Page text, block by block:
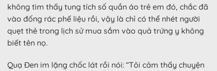
không tìm thấy tung tích số quần áo trẻ em đó, chắc đã
vào đống rác phế liệu rồi, vậy là chỉ có thể nhét người
quẹt thẻ trong lịch sử mua sắm vào quả trứng y không
biết tên nọ.
Quạ Đen im lặng chốc lát rồi nói: “Tôi cảm thấy chuyện